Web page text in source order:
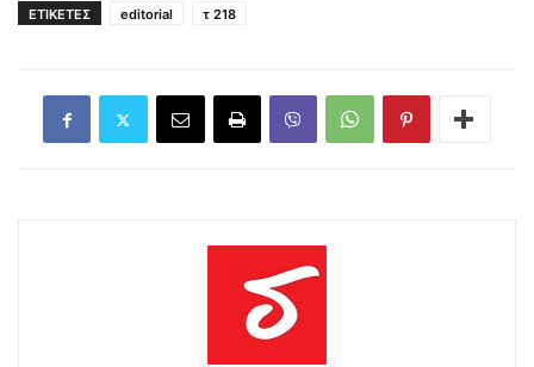
ΕΤΙΚΕΤΕΣ editorial τ 218